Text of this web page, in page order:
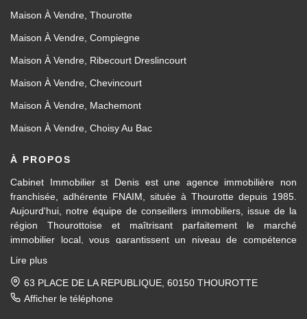
Maison À Vendre, Thourotte
Maison À Vendre, Compiegne
Maison À Vendre, Ribecourt Dreslincourt
Maison À Vendre, Chevincourt
Maison À Vendre, Machemont
Maison À Vendre, Choisy Au Bac
À PROPOS
Cabinet Immobilier st Denis est une agence immobilière non
franchisée, adhérente FNAIM, située à Thourotte depuis 1985.
Aujourd'hui, notre équipe de conseillers immobiliers, issue de la
région Thourottoise et maîtrisant parfaitement le marché
immobilier local, vous garantissent un niveau de compétence
immobilière ainsi qu'en location et gestion.
Des formations régulières dispensées en interne et par la FNAIM,
Lire plus
63 PLACE DE LA REPUBLIQUE, 60150 THOUROTTE
Afficher le téléphone